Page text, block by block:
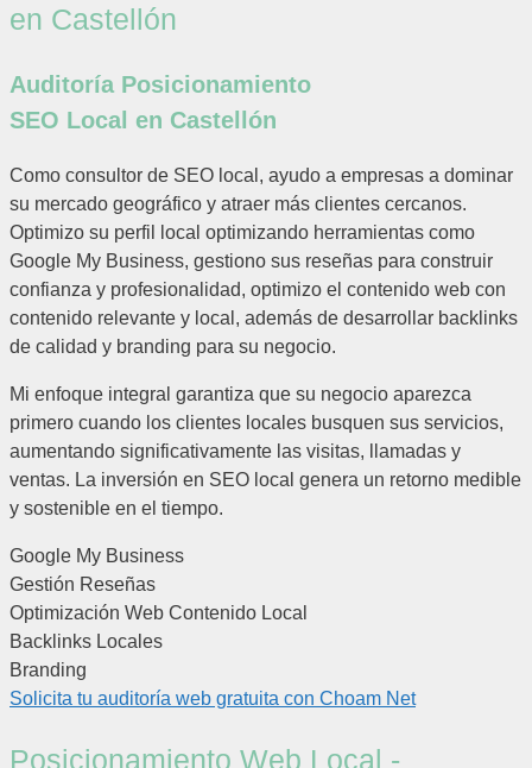
en Castellón
Auditoría Posicionamiento
SEO Local en Castellón
Como consultor de SEO local, ayudo a empresas a dominar
su mercado geográfico y atraer más clientes cercanos.
Optimizo su perfil local optimizando herramientas como
Google My Business, gestiono sus reseñas para construir
confianza y profesionalidad, optimizo el contenido web con
contenido relevante y local, además de desarrollar backlinks
de calidad y branding para su negocio.
Mi enfoque integral garantiza que su negocio aparezca
primero cuando los clientes locales busquen sus servicios,
aumentando significativamente las visitas, llamadas y
ventas. La inversión en SEO local genera un retorno medible
y sostenible en el tiempo.
Google My Business
Gestión Reseñas
Optimización Web Contenido Local
Backlinks Locales
Branding
Solicita tu auditoría web gratuita con Choam Net
Posicionamiento Web Local -